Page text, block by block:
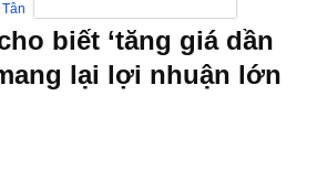
biết ‘tăng giá dần
lại lợi nhuận lớn